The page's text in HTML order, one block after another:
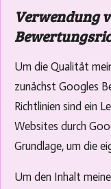
Verwendung
Um die Qualität
zunächst Googles
Richtlinien sind ein
Websites durch
Grundlage, um die
Um den Inhalt